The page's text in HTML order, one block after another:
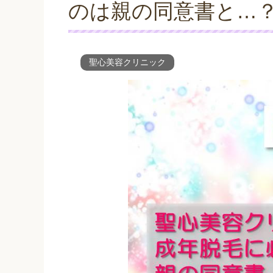
のは親の同意書と…
聖心美容クリニック